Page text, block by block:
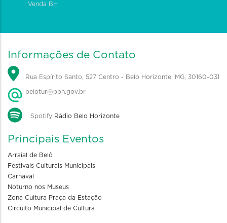
Venda BH
Informações de Contato
Rua Espírito Santo, 527 Centro - Belo Horizonte, MG, 30160-031
belotur@pbh.gov.br
Spotify Rádio Belo Horizonte
Principais Eventos
Arraial de Belô
Festivais Culturais Municipais
Carnaval
Noturno nos Museus
Zona Cultura Praça da Estação
Circuito Municipal de Cultura